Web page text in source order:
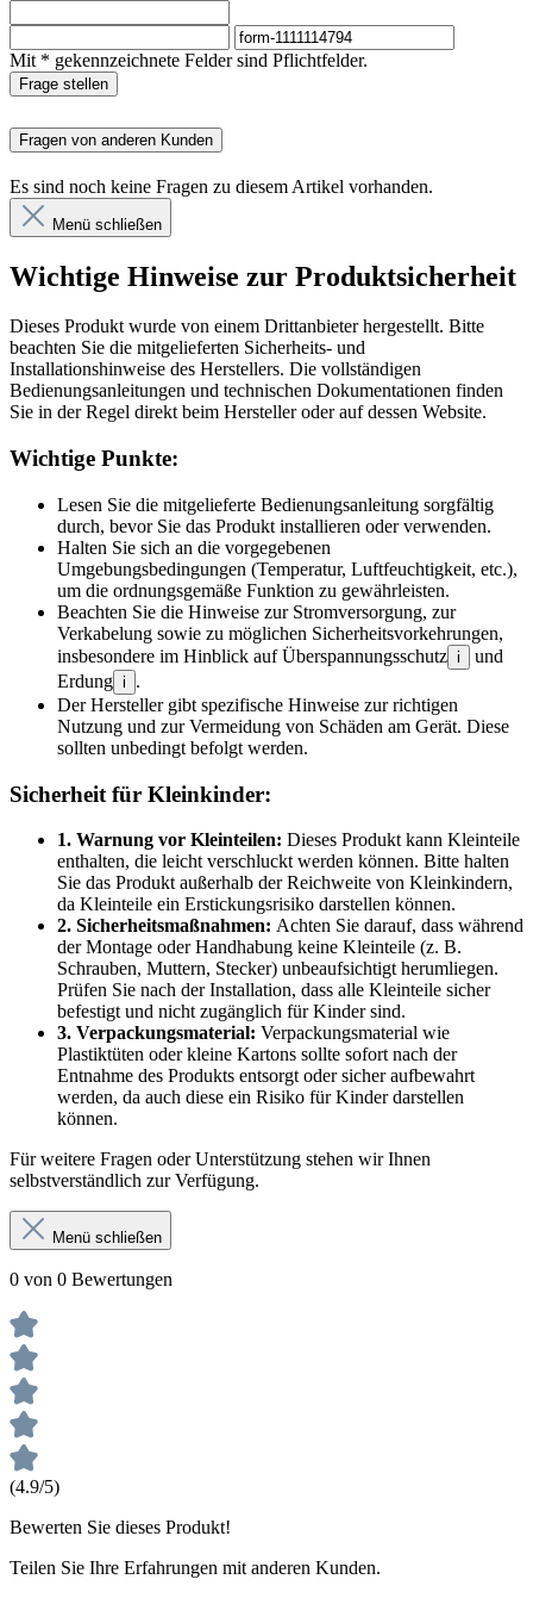
Mit * gekennzeichnete Felder sind Pflichtfelder.
Frage stellen
Fragen von anderen Kunden
Es sind noch keine Fragen zu diesem Artikel vorhanden.
Menü schließen
Wichtige Hinweise zur Produktsicherheit
Dieses Produkt wurde von einem Drittanbieter hergestellt. Bitte
beachten Sie die mitgelieferten Sicherheits- und
Installationshinweise des Herstellers. Die vollständigen
Bedienungsanleitungen und technischen Dokumentationen finden
Sie in der Regel direkt beim Hersteller oder auf dessen Website.
Wichtige Punkte:
Lesen Sie die mitgelieferte Bedienungsanleitung sorgfältig
durch, bevor Sie das Produkt installieren oder verwenden.
Halten Sie sich an die vorgegebenen
Umgebungsbedingungen (Temperatur, Luftfeuchtigkeit, etc.),
um die ordnungsgemäße Funktion zu gewährleisten.
Beachten Sie die Hinweise zur Stromversorgung, zur
Verkabelung sowie zu möglichen Sicherheitsvorkehrungen,
insbesondere im Hinblick auf Überspannungsschutz i
und
Erdung i
.
Der Hersteller gibt spezifische Hinweise zur richtigen
Nutzung und zur Vermeidung von Schäden am Gerät. Diese
sollten unbedingt befolgt werden.
Sicherheit für Kleinkinder:
1. Warnung vor Kleinteilen: Dieses Produkt kann Kleinteile
enthalten, die leicht verschluckt werden können. Bitte halten
Sie das Produkt außerhalb der Reichweite von Kleinkindern,
da Kleinteile ein Erstickungsrisiko darstellen können.
2. Sicherheitsmaßnahmen: Achten Sie darauf, dass während
der Montage oder Handhabung keine Kleinteile (z. B.
Schrauben, Muttern, Stecker) unbeaufsichtigt herumliegen.
Prüfen Sie nach der Installation, dass alle Kleinteile sicher
befestigt und nicht zugänglich für Kinder sind.
3. Verpackungsmaterial: Verpackungsmaterial wie
Plastiktüten oder kleine Kartons sollte sofort nach der
Entnahme des Produkts entsorgt oder sicher aufbewahrt
werden, da auch diese ein Risiko für Kinder darstellen
können.
Für weitere Fragen oder Unterstützung stehen wir Ihnen
selbstverständlich zur Verfügung.
Menü schließen
0 von 0 Bewertungen
(4.9/5)
Bewerten Sie dieses Produkt!
Teilen Sie Ihre Erfahrungen mit anderen Kunden.